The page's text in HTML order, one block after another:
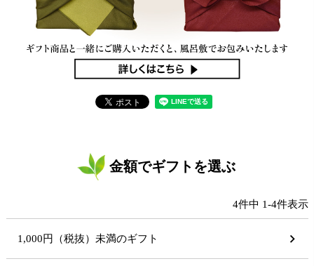
金額でギフトを選ぶ
4件中 1-4件表示
1,000円（税抜）未満のギフト